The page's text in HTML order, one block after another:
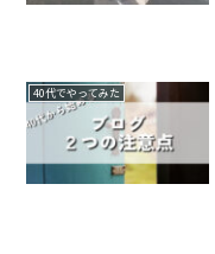
40代でやってみた